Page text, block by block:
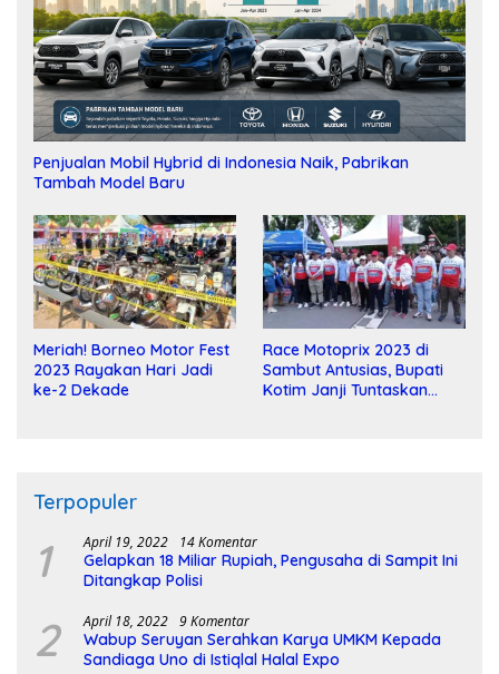
Penjualan Mobil Hybrid di Indonesia Naik, Pabrikan
Tambah Model Baru
Meriah! Borneo Motor Fest
2023 Rayakan Hari Jadi
ke-2 Dekade
Race Motoprix 2023 di
Sambut Antusias, Bupati
Kotim Janji Tuntaskan
Terpopuler
1 April 19, 2022 14 Komentar
Gelapkan 18 Miliar Rupiah, Pengusaha di Sampit Ini
Ditangkap Polisi
2 April 18, 2022 9 Komentar
Wabup Seruyan Serahkan Karya UMKM Kepada
Sandiaga Uno di Istiqlal Halal Expo